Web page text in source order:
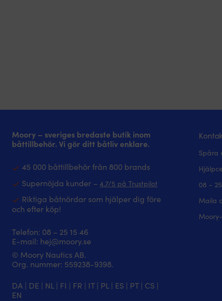
Moory – sveriges bredaste butik inom
båttillbehör. Vi gör ditt båtliv enklare.
45 000 båttillbehör från 800 brands
Supernöjda kunder – 4.7/5 på Trustpilot
Riktiga båtnördar som hjälper dig före
och efter köp!
Telefon: 08 – 25 15 46
E-mail: hej@moory.se
© Moory Nautics AB.
Org. nummer: 5‍59238-9398.
DA | DE | NL | FI | FR | IT| PL | ES | PT| CS |
EN
Spåra
08 –
Maila